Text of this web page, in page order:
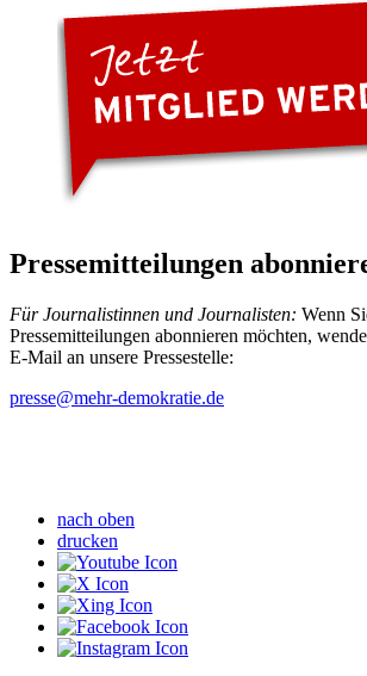
Pressemitteilungen
Für Journalistinnen und Journalisten: Wenn
Pressemitteilungen abonnieren möchten,
E-Mail an unsere Pressestelle:
presse@mehr-demokratie.de
nach oben
drucken